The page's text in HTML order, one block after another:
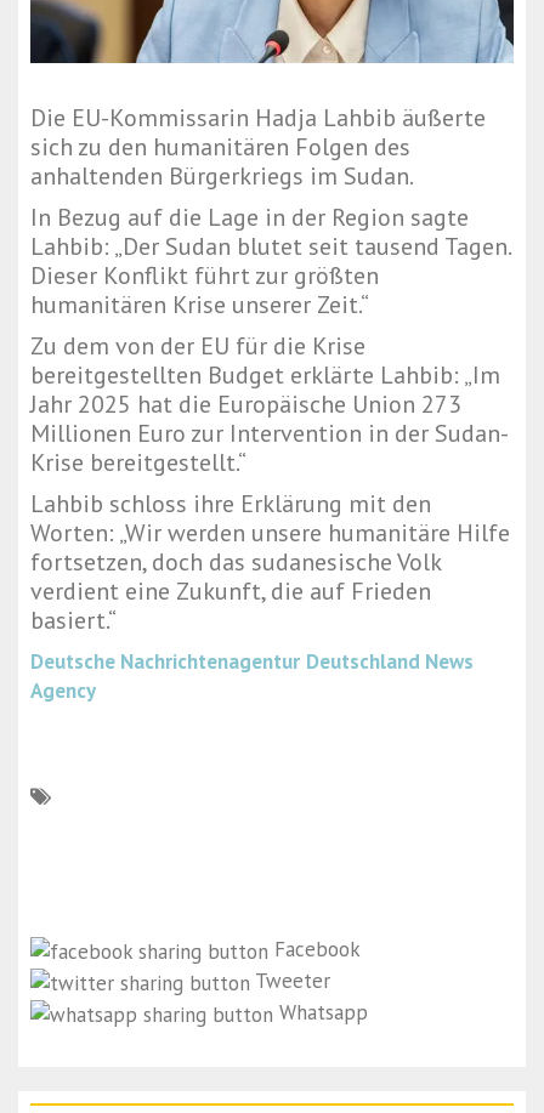
Die EU-Kommissarin Hadja Lahbib äußerte
sich zu den humanitären Folgen des
anhaltenden Bürgerkriegs im Sudan.
In Bezug auf die Lage in der Region sagte
Lahbib: „Der Sudan blutet seit tausend Tagen.
Dieser Konflikt führt zur größten
humanitären Krise unserer Zeit.“
Zu dem von der EU für die Krise
bereitgestellten Budget erklärte Lahbib: „Im
Jahr 2025 hat die Europäische Union 273
Millionen Euro zur Intervention in der Sudan-
Krise bereitgestellt.“
Lahbib schloss ihre Erklärung mit den
Worten: „Wir werden unsere humanitäre Hilfe
fortsetzen, doch das sudanesische Volk
verdient eine Zukunft, die auf Frieden
basiert.“
Deutsche Nachrichtenagentur Deutschland News
Agency
Facebook
Tweeter
Whatsapp